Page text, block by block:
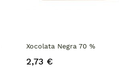
Xocolata Negra 70 %
2,73 €